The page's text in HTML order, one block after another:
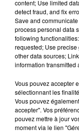
À LA UNE
7
content; Use limited
detect fraud, and fix
Save and
process personal data
following
requested; Use
other data sources;
information transmitted
Vous pouvez accepter
sélectionnant les
Vous pouvez
accepter". Vos
pouvez mettre à jour
moment via le lien